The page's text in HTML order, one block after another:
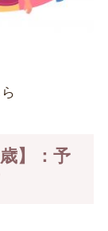
】：予